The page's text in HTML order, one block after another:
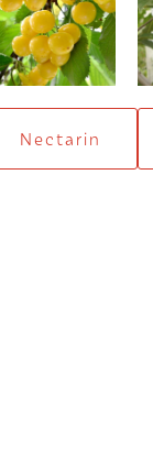
Pietroase
Donissen
Nectarin